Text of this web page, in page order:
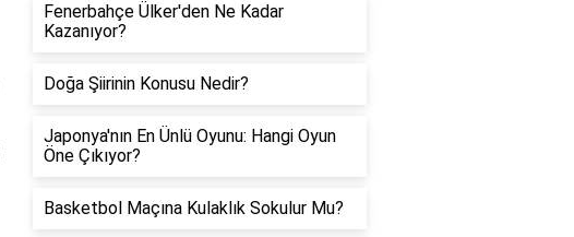
Fenerbahçe Ülker'den Ne Kadar
Kazanıyor?
Doğa Şiirinin Konusu Nedir?
Japonya'nın En Ünlü Oyunu: Hangi Oyun
Öne Çıkıyor?
Basketbol Maçına Kulaklık Sokulur Mu?